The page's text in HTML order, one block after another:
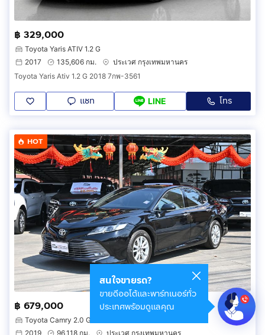
฿ 329,000
Toyota Yaris ATIV 1.2 G
2017
135,606 กม.
ประเวศ กรุงเทพมหานคร
Toyota Yaris Ativ 1.2 G 2018 7กพ-3561
แชท LINE โทร
HOT
฿ 679,000
Toyota Camry 2.0 G
2019
96,118 กม. ประเวศ กรุงเทพมหานคร
สนใจขายรถ?
ขายดีออโต้และพาร์ทเนอร์ทั่ว
ประเทศพร้อมดูแลคุณ